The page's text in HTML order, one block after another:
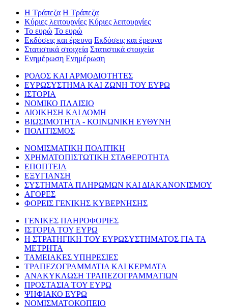
Η Τράπεζα Η Τράπεζα
Κύριες λειτουργίες Κύριες λειτουργίες
Το ευρώ Το ευρώ
Εκδόσεις και έρευνα Εκδόσεις και έρευνα
Στατιστικά στοιχεία Στατιστικά στοιχεία
Ενημέρωση Ενημέρωση
ΡΟΛΟΣ ΚΑΙ ΑΡΜΟΔΙΟΤΗΤΕΣ
ΕΥΡΩΣΥΣΤΗΜΑ ΚΑΙ ΖΩΝΗ ΤΟΥ ΕΥΡΩ
ΙΣΤΟΡΙΑ
ΝΟΜΙΚΟ ΠΛΑΙΣΙΟ
ΔΙΟΙΚΗΣΗ ΚΑΙ ΔΟΜΗ
ΒΙΩΣΙΜΟΤΗΤΑ - ΚΟΙΝΩΝΙΚΗ ΕΥΘΥΝΗ
ΠΟΛΙΤΙΣΜΟΣ
ΝΟΜΙΣΜΑΤΙΚΗ ΠΟΛΙΤΙΚΗ
ΧΡΗΜΑΤΟΠΙΣΤΩΤΙΚΗ ΣΤΑΘΕΡΟΤΗΤΑ
ΕΠΟΠΤΕΙΑ
ΕΞΥΓΙΑΝΣΗ
ΣΥΣΤΗΜΑΤΑ ΠΛΗΡΩΜΩΝ ΚΑΙ ΔΙΑΚΑΝΟΝΙΣΜΟΥ
ΑΓΟΡΕΣ
ΦΟΡΕΙΣ ΓΕΝΙΚΗΣ ΚΥΒΕΡΝΗΣΗΣ
ΓΕΝΙΚΕΣ ΠΛΗΡΟΦΟΡΙΕΣ
ΙΣΤΟΡΙΑ ΤΟΥ ΕΥΡΩ
Η ΣΤΡΑΤΗΓΙΚΗ ΤΟΥ ΕΥΡΩΣΥΣΤΗΜΑΤΟΣ ΓΙΑ ΤΑ
ΜΕΤΡΗΤΑ
ΤΑΜΕΙΑΚΕΣ ΥΠΗΡΕΣΙΕΣ
ΤΡΑΠΕΖΟΓΡΑΜΜΑΤΙΑ ΚΑΙ ΚΕΡΜΑΤΑ
ΑΝΑΚΥΚΛΩΣΗ ΤΡΑΠΕΖΟΓΡΑΜΜΑΤΙΩΝ
ΠΡΟΣΤΑΣΙΑ ΤΟΥ ΕΥΡΩ
ΨΗΦΙΑΚΟ ΕΥΡΩ
ΝΟΜΙΣΜΑΤΟΚΟΠΕΙΟ